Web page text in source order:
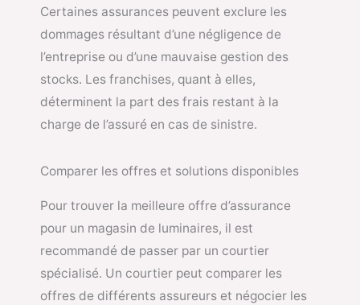
Certaines assurances peuvent exclure les
dommages résultant d’une négligence de
l’entreprise ou d’une mauvaise gestion des
stocks. Les franchises, quant à elles,
déterminent la part des frais restant à la
charge de l’assuré en cas de sinistre.
Comparer les offres et solutions disponibles
Pour trouver la meilleure offre d’assurance
pour un magasin de luminaires, il est
recommandé de passer par un courtier
spécialisé. Un courtier peut comparer les
offres de différents assureurs et négocier les